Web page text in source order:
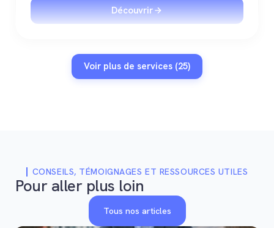
Découvrir
Voir plus de services (25)
CONSEILS, TÉMOIGNAGES ET RESSOURCES UTILES
Pour aller plus loin
Tous nos articles